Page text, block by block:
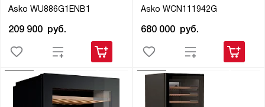
Asko WU886G1ENB1
209 900 руб.
Asko WCN111942G
680 000 руб.